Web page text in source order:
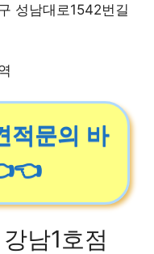
성남대로1542번길
적문의 바
남1호점